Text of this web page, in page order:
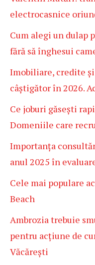
electrocasnice
Cum alegi un dulap
fără să înghesui
Imobiliare, credite
câștigător în 2026.
Ce joburi găsești
Domeniile care
Importanța
anul 2025 în
Cele mai populare
Beach
Ambrozia trebuie
pentru acțiune de
Văcărești